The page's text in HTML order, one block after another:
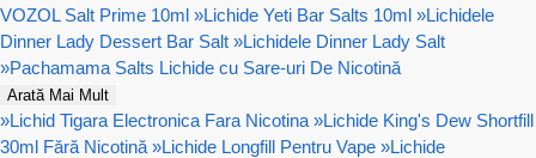
VOZOL Salt Prime 10ml »Lichide Yeti Bar Salts 10ml »Lichidele
Dinner Lady Dessert Bar Salt »Lichidele Dinner Lady Salt
»Pachamama Salts Lichide cu Sare-uri De Nicotină
Arată Mai Mult
»Lichid Tigara Electronica Fara Nicotina »Lichide King's Dew Shortfill
30ml Fără Nicotină »Lichide Longfill Pentru Vape »Lichide